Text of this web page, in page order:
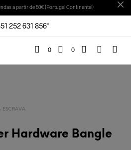
a partir de 50€ (Portugal Continental)
252 631 856*
0 0
ESCRAVA
Hardware Bangle